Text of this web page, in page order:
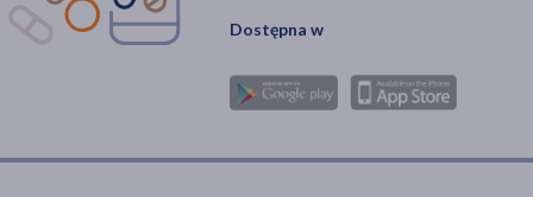
Dostępna w